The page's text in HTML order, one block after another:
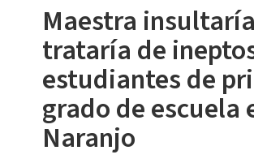
Maestra
trataría de
estudiantes de
grado de escuela
Naranjo